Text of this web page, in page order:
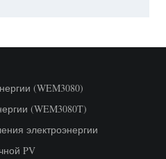
(WEM3080)
(WEM3080T)
электроэнергии
PV